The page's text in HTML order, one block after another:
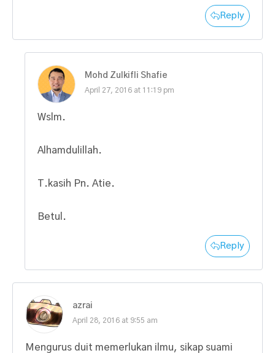
Reply
Mohd Zulkifli Shafie
April 27, 2016 at 11:19 pm
Wslm.
Alhamdulillah.
T.kasih Pn. Atie.
Betul.
Reply
azrai
April 28, 2016 at 9:55 am
Mengurus duit memerlukan ilmu, sikap suami